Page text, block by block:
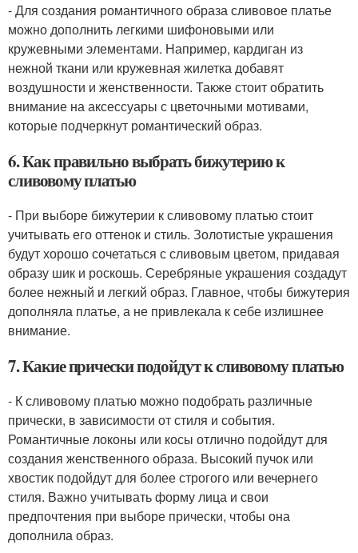
- Для создания романтичного образа сливовое платье
можно дополнить легкими шифоновыми или
кружевными элементами. Например, кардиган из
нежной ткани или кружевная жилетка добавят
воздушности и женственности. Также стоит обратить
внимание на аксессуары с цветочными мотивами,
которые подчеркнут романтический образ.
6. Как правильно выбрать бижутерию к
сливовому платью
- При выборе бижутерии к сливовому платью стоит
учитывать его оттенок и стиль. Золотистые украшения
будут хорошо сочетаться с сливовым цветом, придавая
образу шик и роскошь. Серебряные украшения создадут
более нежный и легкий образ. Главное, чтобы бижутерия
дополняла платье, а не привлекала к себе излишнее
внимание.
7. Какие прически подойдут к сливовому платью
- К сливовому платью можно подобрать различные
прически, в зависимости от стиля и события.
Романтичные локоны или косы отлично подойдут для
создания женственного образа. Высокий пучок или
хвостик подойдут для более строгого или вечернего
стиля. Важно учитывать форму лица и свои
предпочтения при выборе прически, чтобы она
дополнила образ.